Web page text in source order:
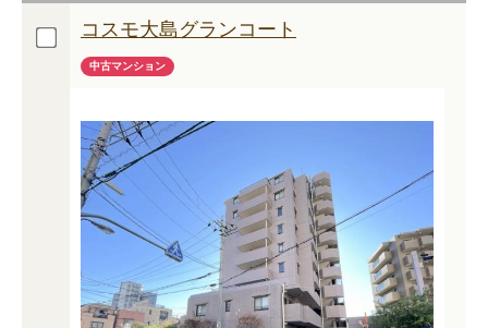
コスモ大島グランコート
中古マンション